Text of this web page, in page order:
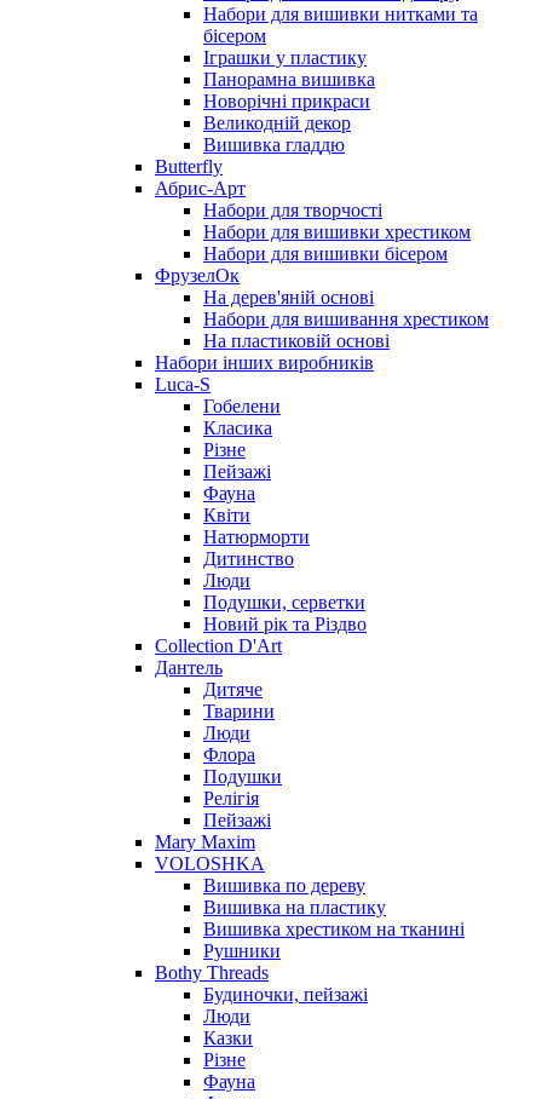
Набори для вишивки нитками та
бісером
Іграшки у пластику
Панорамна вишивка
Новорічні прикраси
Великодній декор
Вишивка гладдю
Butterfly
Абрис-Арт
Набори для творчості
Набори для вишивки хрестиком
Набори для вишивки бісером
ФрузелОк
На дерев'яній основі
Набори для вишивання хрестиком
На пластиковій основі
Набори інших виробників
Luca-S
Гобелени
Класика
Різне
Пейзажі
Фауна
Квіти
Натюрморти
Дитинство
Люди
Подушки, серветки
Новий рік та Різдво
Collection D'Art
Дантель
Дитяче
Тварини
Люди
Флора
Подушки
Релігія
Пейзажі
Mary Maxim
VOLOSHKA
Вишивка по дереву
Вишивка на пластику
Вишивка хрестиком на тканині
Рушники
Bothy Threads
Будиночки, пейзажі
Люди
Казки
Різне
Фауна